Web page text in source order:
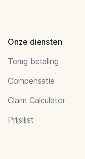
Onze diensten
Terug betaling
Compensatie
Claim Calculator
Prijslijst